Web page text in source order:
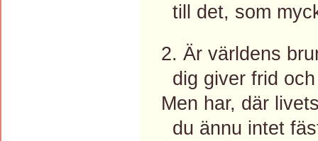
till det, som
2. Är världens
dig giver frid
Men har, där
du ännu intet